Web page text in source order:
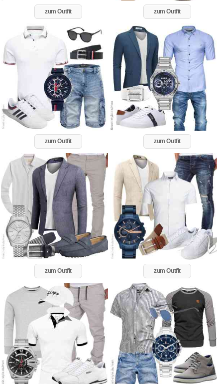
zum Outfit zum Outfit
zum Outfit zum Outfit
zum Outfit zum Outfit